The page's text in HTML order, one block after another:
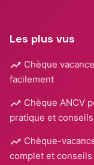
Les plus vus
Chèque
facilement
Chèque ANCV
pratique et conseils
Chèque-
complet et conseils